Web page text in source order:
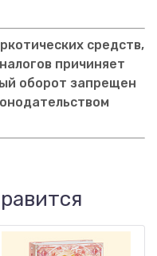
средств,
причиняет
оборот запрещен